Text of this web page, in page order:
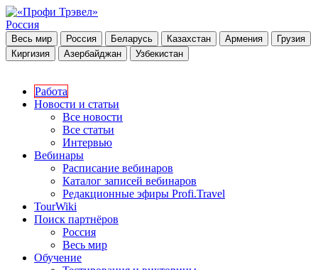
Россия
Весь мир Россия Беларусь Казахстан Армения
Грузия
Киргизия
Азербайджан Узбекистан
Работа
Новости и статьи
Все новости
Все статьи
Интервью
Вебинары
Расписание вебинаров
Каталог записей вебинаров
Редакционные эфиры Profi.Travel
TourWiki
Поиск партнёров
Россия
Весь мир
Обучение